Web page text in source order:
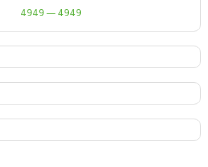
4949
—
4949